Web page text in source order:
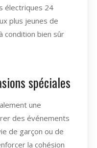
électriques 24
plus jeunes de
condition bien sûr
spéciales
une
des événements
de garçon ou de
la cohésion